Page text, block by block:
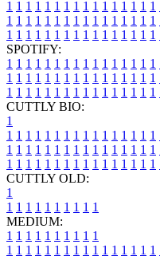
1 1 1 1 1 1 1 1 1 1 1 1 1 1 1 1
1 1 1 1 1 1 1 1 1 1 1 1 1 1 1 1
1 1 1 1 1 1 1 1 1 1 1 1 1 1 1 1
SPOTIFY:
1 1 1 1 1 1 1 1 1 1 1 1 1 1 1 1
1 1 1 1 1 1 1 1 1 1 1 1 1 1 1 1
1 1 1 1 1 1 1 1 1 1 1 1 1 1 1 1
CUTTLY BIO:
1
1 1 1 1 1 1 1 1 1 1 1 1 1 1 1 1
1 1 1 1 1 1 1 1 1 1 1 1 1 1 1 1
1 1 1 1 1 1 1 1 1 1 1 1 1 1 1 1
CUTTLY OLD:
1
1 1 1 1 1 1 1 1 1 1
MEDIUM:
1 1 1 1 1 1 1 1 1 1
1 1 1 1 1 1 1 1 1 1 1 1 1 1 1 1